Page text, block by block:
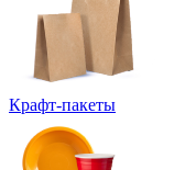
Крафт-пакеты